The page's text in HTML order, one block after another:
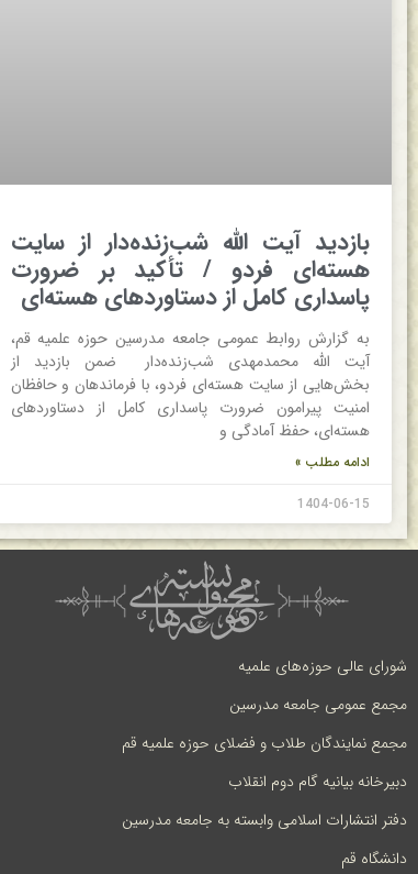
بازدید آیت الله شب‌زنده‌دار از سایت
هسته‌ای فردو / تأکید بر ضرورت
پاسداری کامل از دستاوردهای هسته‌ای
به گزارش روابط عمومی جامعه مدرسین حوزه علمیه قم،
آیت الله محمدمهدی شب‌زنده‌دار ضمن بازدید از
بخش‌هایی از سایت هسته‌ای فردو، با فرماندهان و حافظان
امنیت پیرامون ضرورت پاسداری کامل از دستاوردهای
هسته‌ای، حفظ آمادگی و
ادامه مطلب »
1404-06-15
شورای عالی حوزه‌های علمیه
مجمع عمومی جامعه مدرسین
مجمع نمایندگان طلاب و فضلای حوزه علمیه قم
دبیرخانه بیانیه گام دوم انقلاب
دفتر انتشارات اسلامی وابسته به جامعه مدرسین
دانشگاه قم